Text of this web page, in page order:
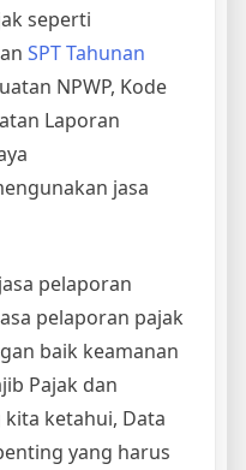
seperti
SPT Tahunan
NPWP, Kode
Laporan
jasa
pelaporan
pelaporan pajak
baik keamanan
Pajak dan
ketahui, Data
yang harus